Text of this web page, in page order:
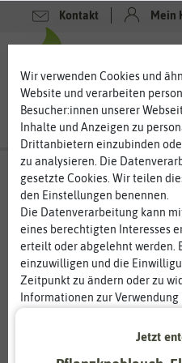
Kontakt Mein
Wir verwenden Cookies und
Website und verarbeiten
Besucher:innen unserer
Inhalte und Anzeigen zu
Drittanbietern einzubinden
zu analysieren. Die
gesetzte Cookies. Wir teilen
den Einstellungen benennen.
Die Datenverarbeitung kann
eines berechtigten Interesses
erteilt oder abgelehnt werden.
einzuwilligen und die
Zeitpunkt zu ändern oder zu
Informationen zur
Essenziell
Jetzt